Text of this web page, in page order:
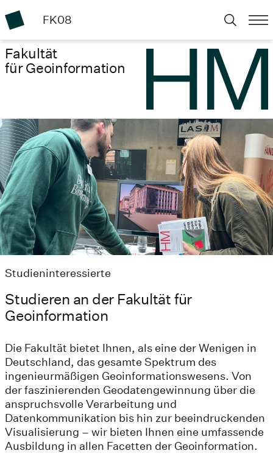
FK08
Fakultät
für Geoinformation
Studieninteressierte
Studieren an der Fakultät für
Geoinformation
Die Fakultät bietet Ihnen, als eine der Wenigen in
Deutschland, das gesamte Spektrum des
ingenieurmäßigen Geoinformationswesens. Von
der faszinierenden Geodatengewinnung über die
anspruchsvolle Verarbeitung und
Datenkommunikation bis hin zur beeindruckenden
Visualisierung – wir bieten Ihnen eine umfassende
Ausbildung in allen Facetten der Geoinformation.